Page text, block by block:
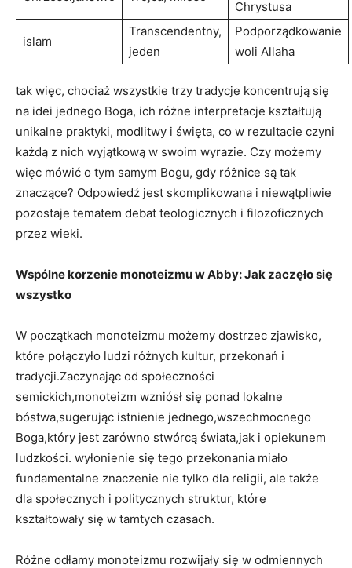
Chrystusa
islam
Transcendentny,
jeden
Podporządkowanie
woli Allaha
tak więc,⁣ chociaż​ wszystkie trzy tradycje koncentrują się
na idei ⁤jednego Boga, ich różne ⁤interpretacje kształtują
unikalne praktyki, modlitwy i święta, co‍ w rezultacie czyni
⁢każdą z nich wyjątkową w ‍swoim wyrazie. Czy​ możemy⁢
więc ⁢mówić o tym‌ samym Bogu, gdy różnice są⁤ tak
znaczące? Odpowiedź⁤ jest skomplikowana‌ i⁣ niewątpliwie
pozostaje tematem debat teologicznych i filozoficznych
przez‌ wieki.
Wspólne korzenie ⁢monoteizmu w Abby: ⁤Jak zaczęło⁣ się
wszystko
W początkach monoteizmu możemy dostrzec zjawisko,
które połączyło ludzi różnych kultur, przekonań i
tradycji.Zaczynając od społeczności​
semickich,monoteizm wzniósł się ponad lokalne
bóstwa,sugerując istnienie ⁣jednego,wszechmocnego
Boga,który jest zarówno stwórcą świata,jak i ‍opiekunem
ludzkości. wyłonienie‍ się tego ⁤przekonania miało
fundamentalne znaczenie nie​ tylko dla religii, ale także
dla⁢ społecznych ⁣i ⁣politycznych⁢ struktur, ​które
kształtowały ⁣się ⁣w tamtych czasach.
Różne odłamy​ monoteizmu rozwijały ⁢się w‍ odmiennych